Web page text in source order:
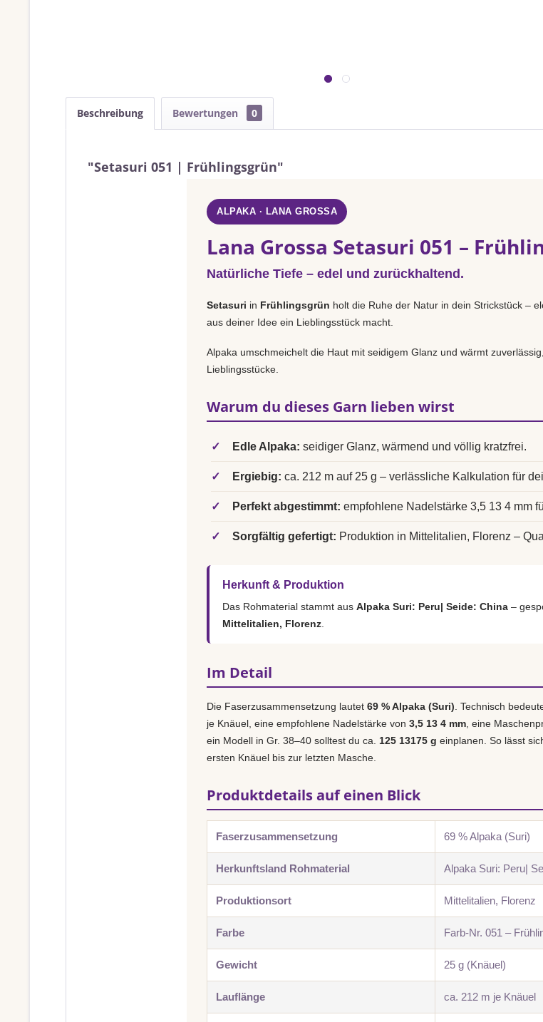
Beschreibung Bewertungen 0
"Setasuri 051 | Frühlingsgrün"
ALPAKA · LANA GROSSA
Lana Grossa Setasuri 051 –
Natürliche Tiefe – edel und zurückhaltend.
Setasuri in Frühlingsgrün holt die Ruhe der Natur in dein Strickstück –
aus deiner Idee ein Lieblingsstück macht.
Alpaka umschmeichelt die Haut mit seidigem Glanz und wärmt
Lieblingsstücke.
Warum du dieses Garn lieben wirst
✓ Edle Alpaka: seidiger Glanz, wärmend und völlig kratzfrei.
✓ Ergiebig: ca. 212 m auf 25 g – verlässliche Kalkulation für
✓ Perfekt abgestimmt: empfohlene Nadelstärke 3,5 13 4 mm
✓ Sorgfältig gefertigt: Produktion in Mittelitalien, Florenz –
Herkunft & Produktion
Das Rohmaterial stammt aus Alpaka Suri: Peru| Seide: China –
Mittelitalien, Florenz
Im Detail
Die Faserzusammensetzung lautet 69 % Alpaka (Suri) . Technisch
je Knäuel, eine empfohlene Nadelstärke von 3,5 13 4 mm , eine
ein Modell in Gr. 38–40 solltest du ca. 125 13175 g einplanen. So lässt
ersten Knäuel bis zur letzten Masche.
Produktdetails auf einen Blick
Faserzusammensetzung 69 % Alpaka (Suri)
Herkunftsland Rohmaterial Alpaka Suri: Peru|
Produktionsort Mittelitalien, Florenz
Farbe Farb-Nr. 051 –
Gewicht 25 g (Knäuel)
Lauflänge ca. 212 m je Knäuel